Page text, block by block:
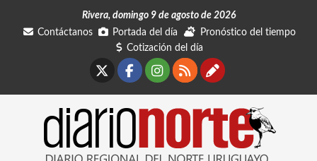
Rivera, domingo 9 de agosto de 2026
Contáctanos
Portada del día
Pronóstico del tiempo
Cotización del día
Facebook
Instagram
RSSContáctanos